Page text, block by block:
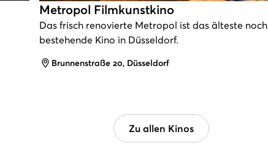
Metropol Filmkunstkino
Das frisch renovierte Metropol ist das älteste noch
bestehende Kino in Düsseldorf.
Adresse
Brunnenstraße 20, Düsseldorf
Zu allen Kinos